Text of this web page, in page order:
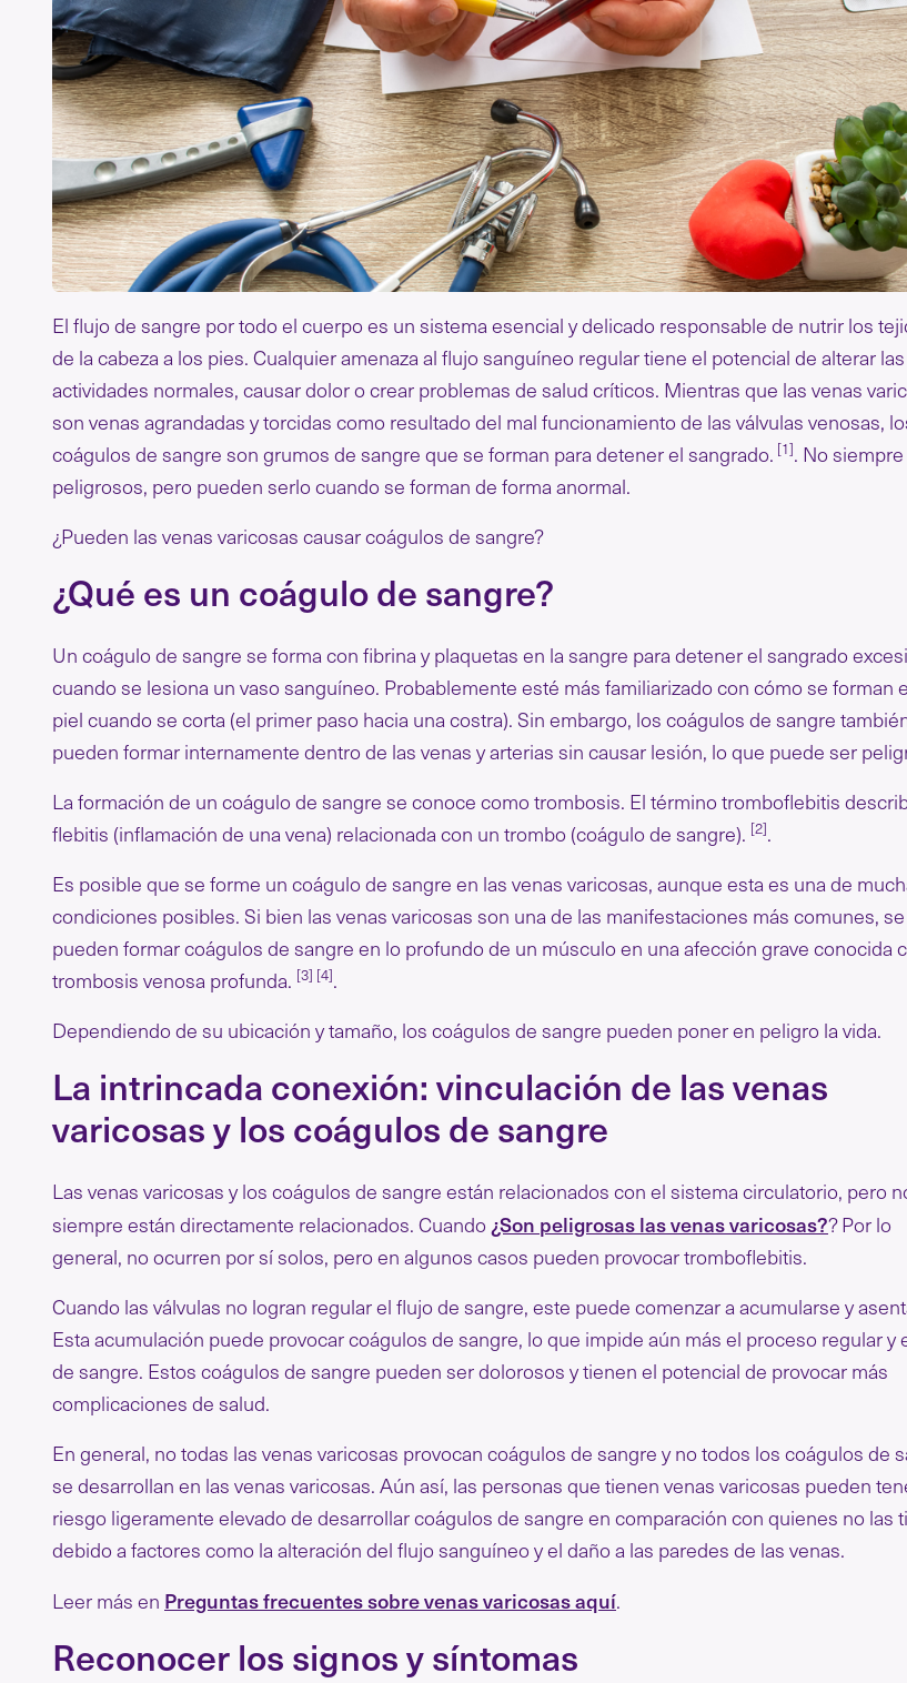
El flujo de sangre por todo el cuerpo es un sistema esencial y delicado responsable de nutrir los
de la cabeza a los pies. Cualquier amenaza al flujo sanguíneo regular tiene el potencial de alterar las
actividades normales, causar dolor o crear problemas de salud críticos. Mientras que las venas
son venas agrandadas y torcidas como resultado del mal funcionamiento de las válvulas venosas,
coágulos de sangre son grumos de sangre que se forman para detener el sangrado. [1]. No
peligrosos, pero pueden serlo cuando se forman de forma anormal.
¿Pueden las venas varicosas causar coágulos de sangre?
¿Qué es un coágulo de sangre?
Un coágulo de sangre se forma con fibrina y plaquetas en la sangre para detener el sangrado
cuando se lesiona un vaso sanguíneo. Probablemente esté más familiarizado con cómo se forman
piel cuando se corta (el primer paso hacia una costra). Sin embargo, los coágulos de sangre
pueden formar internamente dentro de las venas y arterias sin causar lesión, lo que puede ser
La formación de un coágulo de sangre se conoce como trombosis. El término tromboflebitis
flebitis (inflamación de una vena) relacionada con un trombo (coágulo de sangre). [2].
Es posible que se forme un coágulo de sangre en las venas varicosas, aunque esta es una de
condiciones posibles. Si bien las venas varicosas son una de las manifestaciones más comunes, se
pueden formar coágulos de sangre en lo profundo de un músculo en una afección grave conocida
trombosis venosa profunda. [3] [4].
Dependiendo de su ubicación y tamaño, los coágulos de sangre pueden poner en peligro la vida.
La intrincada conexión: vinculación de las venas
varicosas y los coágulos de sangre
Las venas varicosas y los coágulos de sangre están relacionados con el sistema circulatorio, pero
siempre están directamente relacionados. Cuando ¿Son peligrosas las venas varicosas?? Por lo
general, no ocurren por sí solos, pero en algunos casos pueden provocar tromboflebitis.
Cuando las válvulas no logran regular el flujo de sangre, este puede comenzar a acumularse y
Esta acumulación puede provocar coágulos de sangre, lo que impide aún más el proceso regular y
de sangre. Estos coágulos de sangre pueden ser dolorosos y tienen el potencial de provocar más
complicaciones de salud.
En general, no todas las venas varicosas provocan coágulos de sangre y no todos los coágulos de
se desarrollan en las venas varicosas. Aún así, las personas que tienen venas varicosas pueden
riesgo ligeramente elevado de desarrollar coágulos de sangre en comparación con quienes no las
debido a factores como la alteración del flujo sanguíneo y el daño a las paredes de las venas.
Leer más en Preguntas frecuentes sobre venas varicosas aquí.
Reconocer los signos y síntomas